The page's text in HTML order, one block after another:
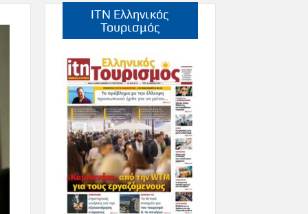
ITN Ελληνικός
Τουρισμός